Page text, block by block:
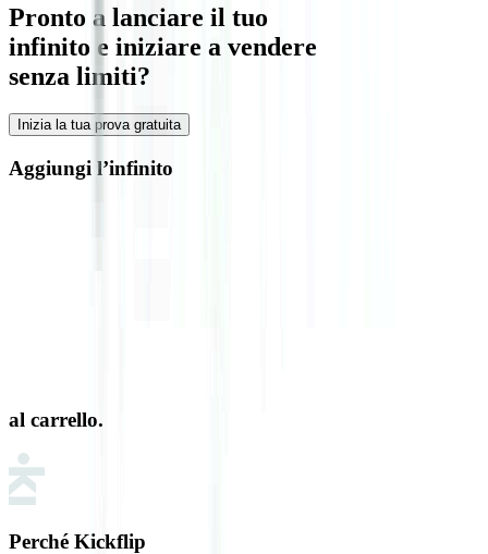
Pronto a lanciare il tuo
infinito e iniziare a vendere
senza limiti?
Inizia la tua prova gratuita
Aggiungi l’infinito
al carrello.
Perché Kickflip